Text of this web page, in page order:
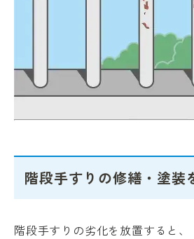
階段手すりの修繕・塗装
階段手すりの劣化を放置すると、